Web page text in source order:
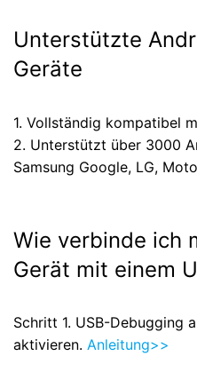
Unterstützte
Geräte
1. Vollständig kompatibel
2. Unterstützt über 3000
Samsung Google, LG,
Wie verbinde ich
Gerät mit einem
Schritt 1. USB-Debugging
aktivieren. Anleitung>>